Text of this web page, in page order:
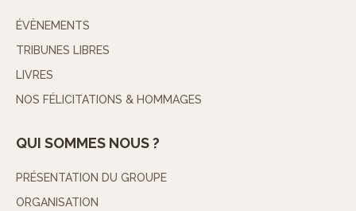
ÉVÈNEMENTS
TRIBUNES LIBRES
LIVRES
NOS FÉLICITATIONS & HOMMAGES
QUI SOMMES NOUS ?
PRÉSENTATION DU GROUPE
ORGANISATION